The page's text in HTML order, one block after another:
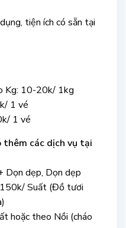
tiện ích có sẵn tại
Kg: 10-20k/ 1kg
1 vé
1 vé
thêm các dịch vụ tại
Dọn dẹp, Dọn dẹp
Suất (Đồ tươi
hoặc theo Nồi (cháo